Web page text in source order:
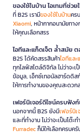
ของใช้ในบ้าน ไอเทมที่ช่ว
ที่ B2S เรามีของใช้ในบ้านคร
Xiaomi, หน้ากากอนามัยทา
ให้คุณเลือกสรร
ไอทีและแก็ดเจ็ต ล้ำสมัย
B2S ได้คัดสรรสินค้าไอทีแล
ทุกไลฟ์สไตล์ดิจิทัล ไม่ว่าจะเ
ข้อมูล, เอ็กซ์เทอนัลฮาร์ดดิส
ให้การทำงานของคุณสะดวก
เฟอร์นิเจอร์ดีไซน์ครบฟัง
นอกจากนี้ B2S ยังมีเฟอร์นิเ
และที่ทำงาน ไม่ว่าจะเป็นโต๊
Furradecก็มีให้เลือกครบครั